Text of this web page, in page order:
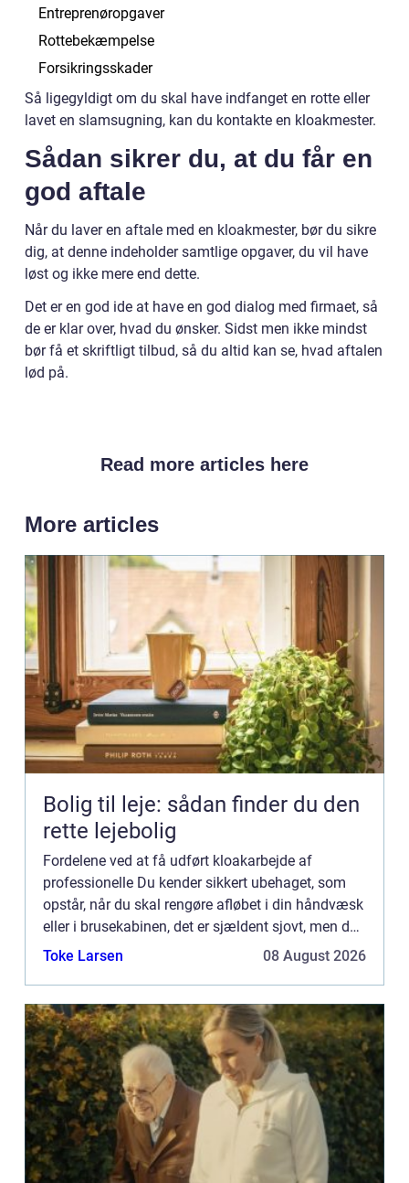
Entreprenøropgaver
Rottebekæmpelse
Forsikringsskader
Så ligegyldigt om du skal have indfanget en rotte eller
lavet en slamsugning, kan du kontakte en kloakmester.
Sådan sikrer du, at du får en
god aftale
Når du laver en aftale med en kloakmester, bør du sikre
dig, at denne indeholder samtlige opgaver, du vil have
løst og ikke mere end dette.
Det er en god ide at have en god dialog med firmaet, så
de er klar over, hvad du ønsker. Sidst men ikke mindst
bør få et skriftligt tilbud, så du altid kan se, hvad aftalen
lød på.
Read more articles here
More articles
Bolig til leje: sådan finder du den
rette lejebolig
Fordelene ved at få udført kloakarbejde af
professionelle Du kender sikkert ubehaget, som
opstår, når du skal rengøre afløbet i din håndvæsk
eller i brusekabinen, det er sjældent sjovt, men du
...
Toke Larsen 08 August 2026